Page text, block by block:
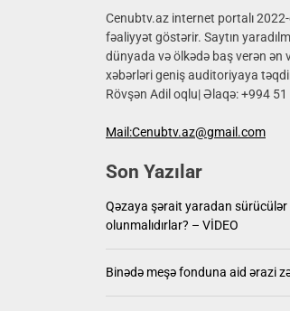
Cenubtv.az internet portalı
fəaliyyət göstərir. Saytın
dünyada və ölkədə baş verən ən
xəbərləri geniş auditoriyaya
Rövşən Adil oqlu| Əlaqə: +994
Mail:Cenubtv.az@gmail.com
Son Yazılar
Qəzaya şərait yaradan
olunmalıdırlar? – VİDEO
Binədə meşə fonduna aid ərazi